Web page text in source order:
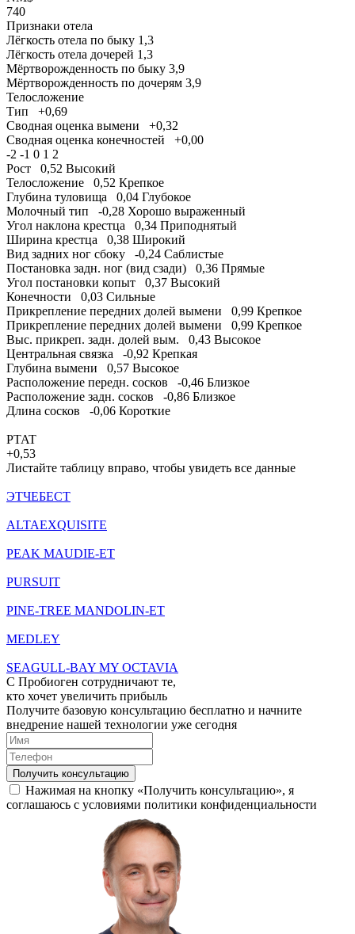
740
Признаки отела
Лёгкость отела по быку 1,3
Лёгкость отела дочерей 1,3
Мёртворожденность по быку 3,9
Мёртворожденность по дочерям 3,9
Телосложение
Тип
+0,69
Сводная оценка вымени
+0,32
Сводная оценка конечностей
+0,00
-2 -1 0 1 2
Рост
0,52 Высокий
Телосложение
0,52 Крепкое
Глубина туловища
0,04 Глубокое
Молочный тип
-0,28 Хорошо выраженный
Угол наклона крестца
0,34 Приподнятый
Ширина крестца
0,38 Широкий
Вид задних ног сбоку
-0,24 Саблистые
Постановка задн. ног (вид сзади)
0,36 Прямые
Угол постановки копыт
0,37 Высокий
Конечности
0,03 Сильные
Прикрепление передних долей вымени
0,99 Крепкое
Прикрепление передних долей вымени
0,99 Крепкое
Выс. прикреп. задн. долей вым.
0,43 Высокое
Центральная связка
-0,92 Крепкая
Глубина вымени
0,57 Высокое
Расположение передн. сосков
-0,46 Близкое
Расположение задн. сосков
-0,86 Близкое
Длина сосков
-0,06 Короткие
PTAT
+0,53
Листайте таблицу вправо, чтобы увидеть все данные
ЭТЧЕБЕСТ
ALTAEXQUISITE
PEAK MAUDIE-ET
PURSUIT
PINE-TREE MANDOLIN-ET
MEDLEY
SEAGULL-BAY MY OCTAVIA
С Пробиоген сотрудничают те,
кто хочет увеличить прибыль
Получите базовую консультацию бесплатно и начните
внедрение нашей технологии уже сегодня
Получить консультацию
Нажимая на кнопку «Получить консультацию», я
соглашаюсь с условиями политики конфиденциальности